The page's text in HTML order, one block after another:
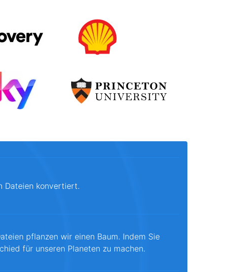
Dateien konvertiert.
pflanzen wir einen Baum. Indem Sie
für unseren Planeten zu machen.